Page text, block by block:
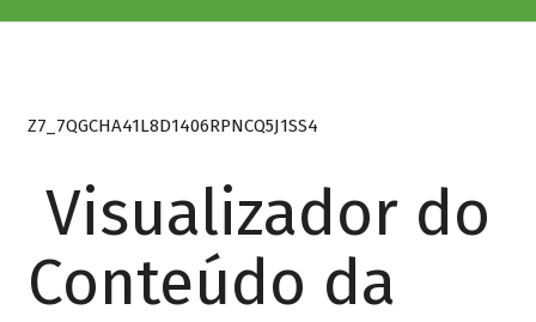
Z7_7QGCHA41L8D1406RPNCQ5J1SS4
Visualizador do
Conteúdo da